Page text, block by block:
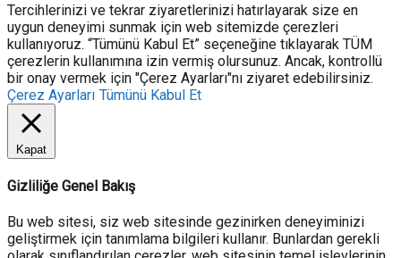
Tercihlerinizi ve tekrar ziyaretlerinizi hatırlayarak size en
uygun deneyimi sunmak için web sitemizde çerezleri
kullanıyoruz. “Tümünü Kabul Et” seçeneğine tıklayarak TÜM
çerezlerin kullanımına izin vermiş olursunuz. Ancak, kontrollü
bir onay vermek için "Çerez Ayarları"nı ziyaret edebilirsiniz.
Çerez Ayarları Tümünü Kabul Et
Kapat
Gizliliğe Genel Bakış
Bu web sitesi, siz web sitesinde gezinirken deneyiminizi
geliştirmek için tanımlama bilgileri kullanır. Bunlardan gerekli